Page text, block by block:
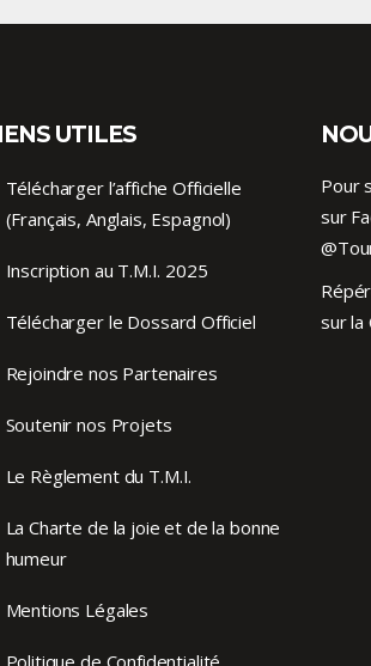
UTILES
Télécharger l’affiche Officielle
(Français, Anglais, Espagnol)
Inscription au T.M.I. 2025
Télécharger le Dossard Officiel
Rejoindre nos Partenaires
Soutenir nos Projets
Le Règlement du T.M.I.
La Charte de la joie et de la bonne
humeur
Mentions Légales
Politique de Confidentialité
Pour
sur
sur la